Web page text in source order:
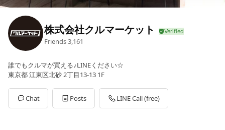
株式会社クルマーケット
Friends3,161
誰でもクルマが買える♪LINEください☆
東京都 江東区北砂 2丁目13-13 1F
Chat Posts LINE Call (free)